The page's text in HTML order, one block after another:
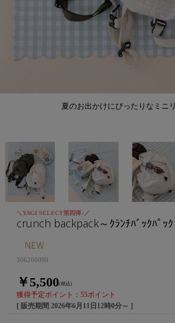
夏のお出かけにぴったりなミニ
＼YAGI SELECT第四弾♪／
crunch backpack～ｸﾗﾝﾁﾊﾞｯｸﾊﾟｯｸ
306200090
￥5,500(税込)
獲得予定ポイント：55ポイント
[ 販売期間 2026年6月11日12時0分～ ]